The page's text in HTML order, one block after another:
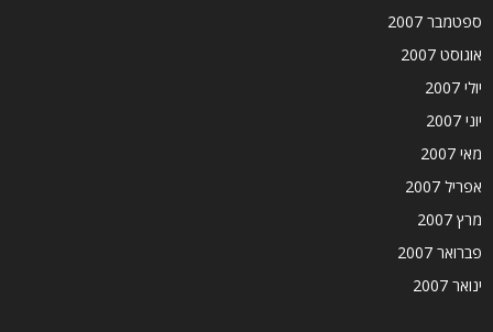
ספטמבר 2007
אוגוסט 2007
יולי 2007
יוני 2007
מאי 2007
אפריל 2007
מרץ 2007
פברואר 2007
ינואר 2007